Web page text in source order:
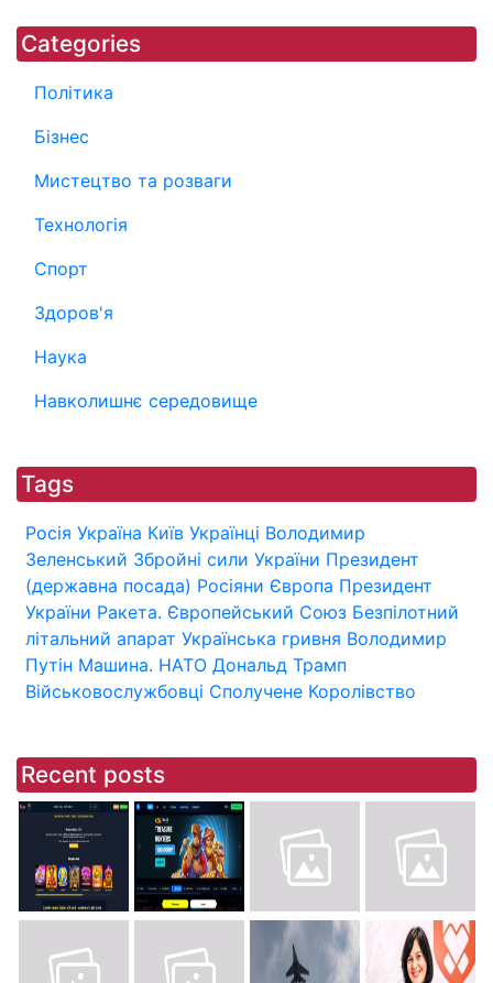
Categories
Політика
Бізнес
Мистецтво та розваги
Технологія
Спорт
Здоров'я
Наука
Навколишнє середовище
Tags
Росія Україна Київ Українці Володимир
Зеленський Збройні сили України Президент
(державна посада) Росіяни Європа Президент
України Ракета. Європейський Союз Безпілотний
літальний апарат Українська гривня Володимир
Путін Машина. НАТО Дональд Трамп
Військовослужбовці Сполучене Королівство
Recent posts